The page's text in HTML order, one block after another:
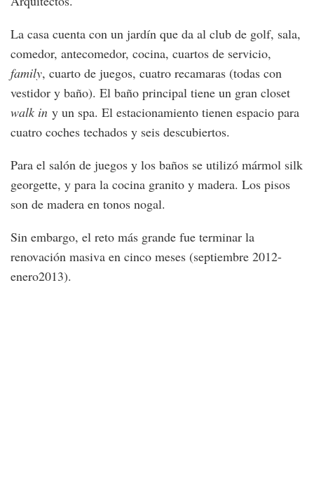
La casa cuenta con un jardín que da al club de golf, sala,
comedor, antecomedor, cocina, cuartos de servicio,
family, cuarto de juegos, cuatro recamaras (todas con
vestidor y baño). El baño principal tiene un gran closet
walk in y un spa. El estacionamiento tienen espacio para
cuatro coches techados y seis descubiertos.
Para el salón de juegos y los baños se utilizó mármol silk
georgette, y para la cocina granito y madera. Los pisos
son de madera en tonos nogal.
Sin embargo, el reto más grande fue terminar la
renovación masiva en cinco meses (septiembre 2012-
enero2013).